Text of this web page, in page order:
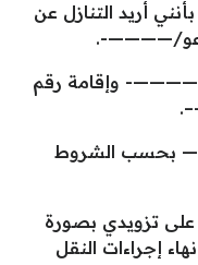
أريد التنازل عن
————-.
وإقامة رقم
بحسب الشروط
تزويدي بصورة
إجراءات النقل